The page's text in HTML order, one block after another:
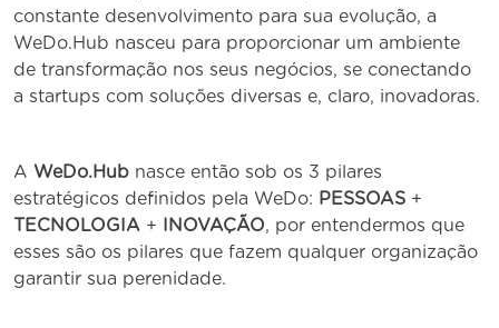
constante desenvolvimento para sua evolução, a
WeDo.Hub nasceu para proporcionar um ambiente
de transformação nos seus negócios, se conectando
a startups com soluções diversas e, claro, inovadoras.
A WeDo.Hub nasce então sob os 3 pilares
estratégicos definidos pela WeDo: PESSOAS +
TECNOLOGIA + INOVAÇÃO, por entendermos que
esses são os pilares que fazem qualquer organização
garantir sua perenidade.